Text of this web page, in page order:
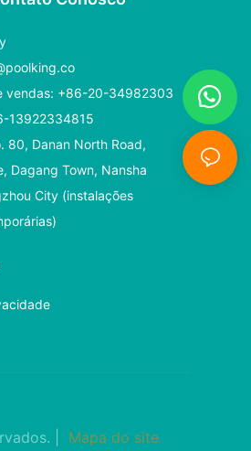
vendas: +86-20-34982303
13922334815
80, Danan North Road,
Dagang Town, Nansha
City (instalações
| Mapa do site